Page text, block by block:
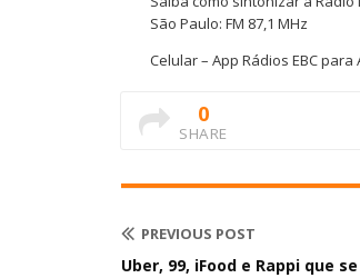
São Paulo: FM 87,1 MHz
Celular – App Rádios EBC para
0
SHARE
PREVIOUS POST
Uber, 99, iFood e Rappi que